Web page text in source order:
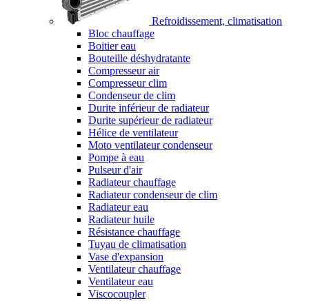
Refroidissement, climatisation
Bloc chauffage
Boitier eau
Bouteille déshydratante
Compresseur air
Compresseur clim
Condenseur de clim
Durite inférieur de radiateur
Durite supérieur de radiateur
Hélice de ventilateur
Moto ventilateur condenseur
Pompe à eau
Pulseur d'air
Radiateur chauffage
Radiateur condenseur de clim
Radiateur eau
Radiateur huile
Résistance chauffage
Tuyau de climatisation
Vase d'expansion
Ventilateur chauffage
Ventilateur eau
Viscocoupler